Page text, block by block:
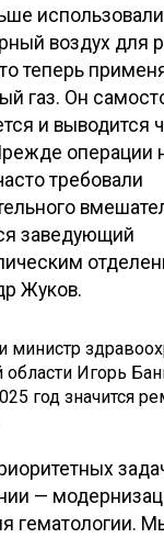
воздух для
теперь
газ. Он
и выводится
операции
требовали
заведующий
Жуков.
министр
Игорь
год значится
—
гематологии.